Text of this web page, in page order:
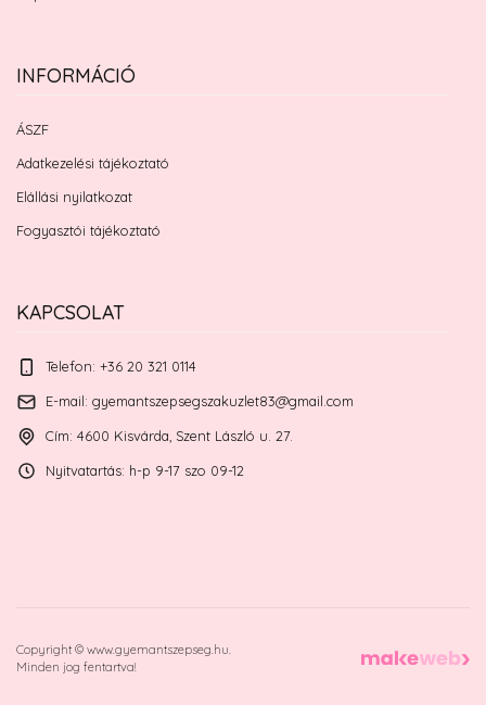
INFORMÁCIÓ
ÁSZF
Adatkezelési tájékoztató
Elállási nyilatkozat
Fogyasztói tájékoztató
KAPCSOLAT
Telefon: +36 20 321 0114
E-mail: gyemantszepsegszakuzlet83@gmail.com
Cím: 4600 Kisvárda, Szent László u. 27.
Nyitvatartás: h-p 9-17 szo 09-12
Copyright © www.gyemantszepseg.hu.
Minden jog fentartva!